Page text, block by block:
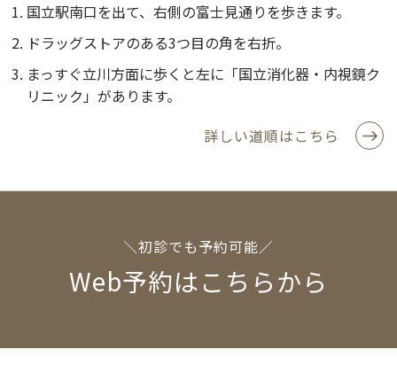
国立駅南口を出て、右側の富士見通りを歩きます。
ドラッグストアのある3つ目の角を右折。
まっすぐ立川方面に歩くと左に「国立消化器・内視鏡ク
リニック」があります。
詳しい道順はこちら
＼初診でも予約可能／
Web予約はこちらから